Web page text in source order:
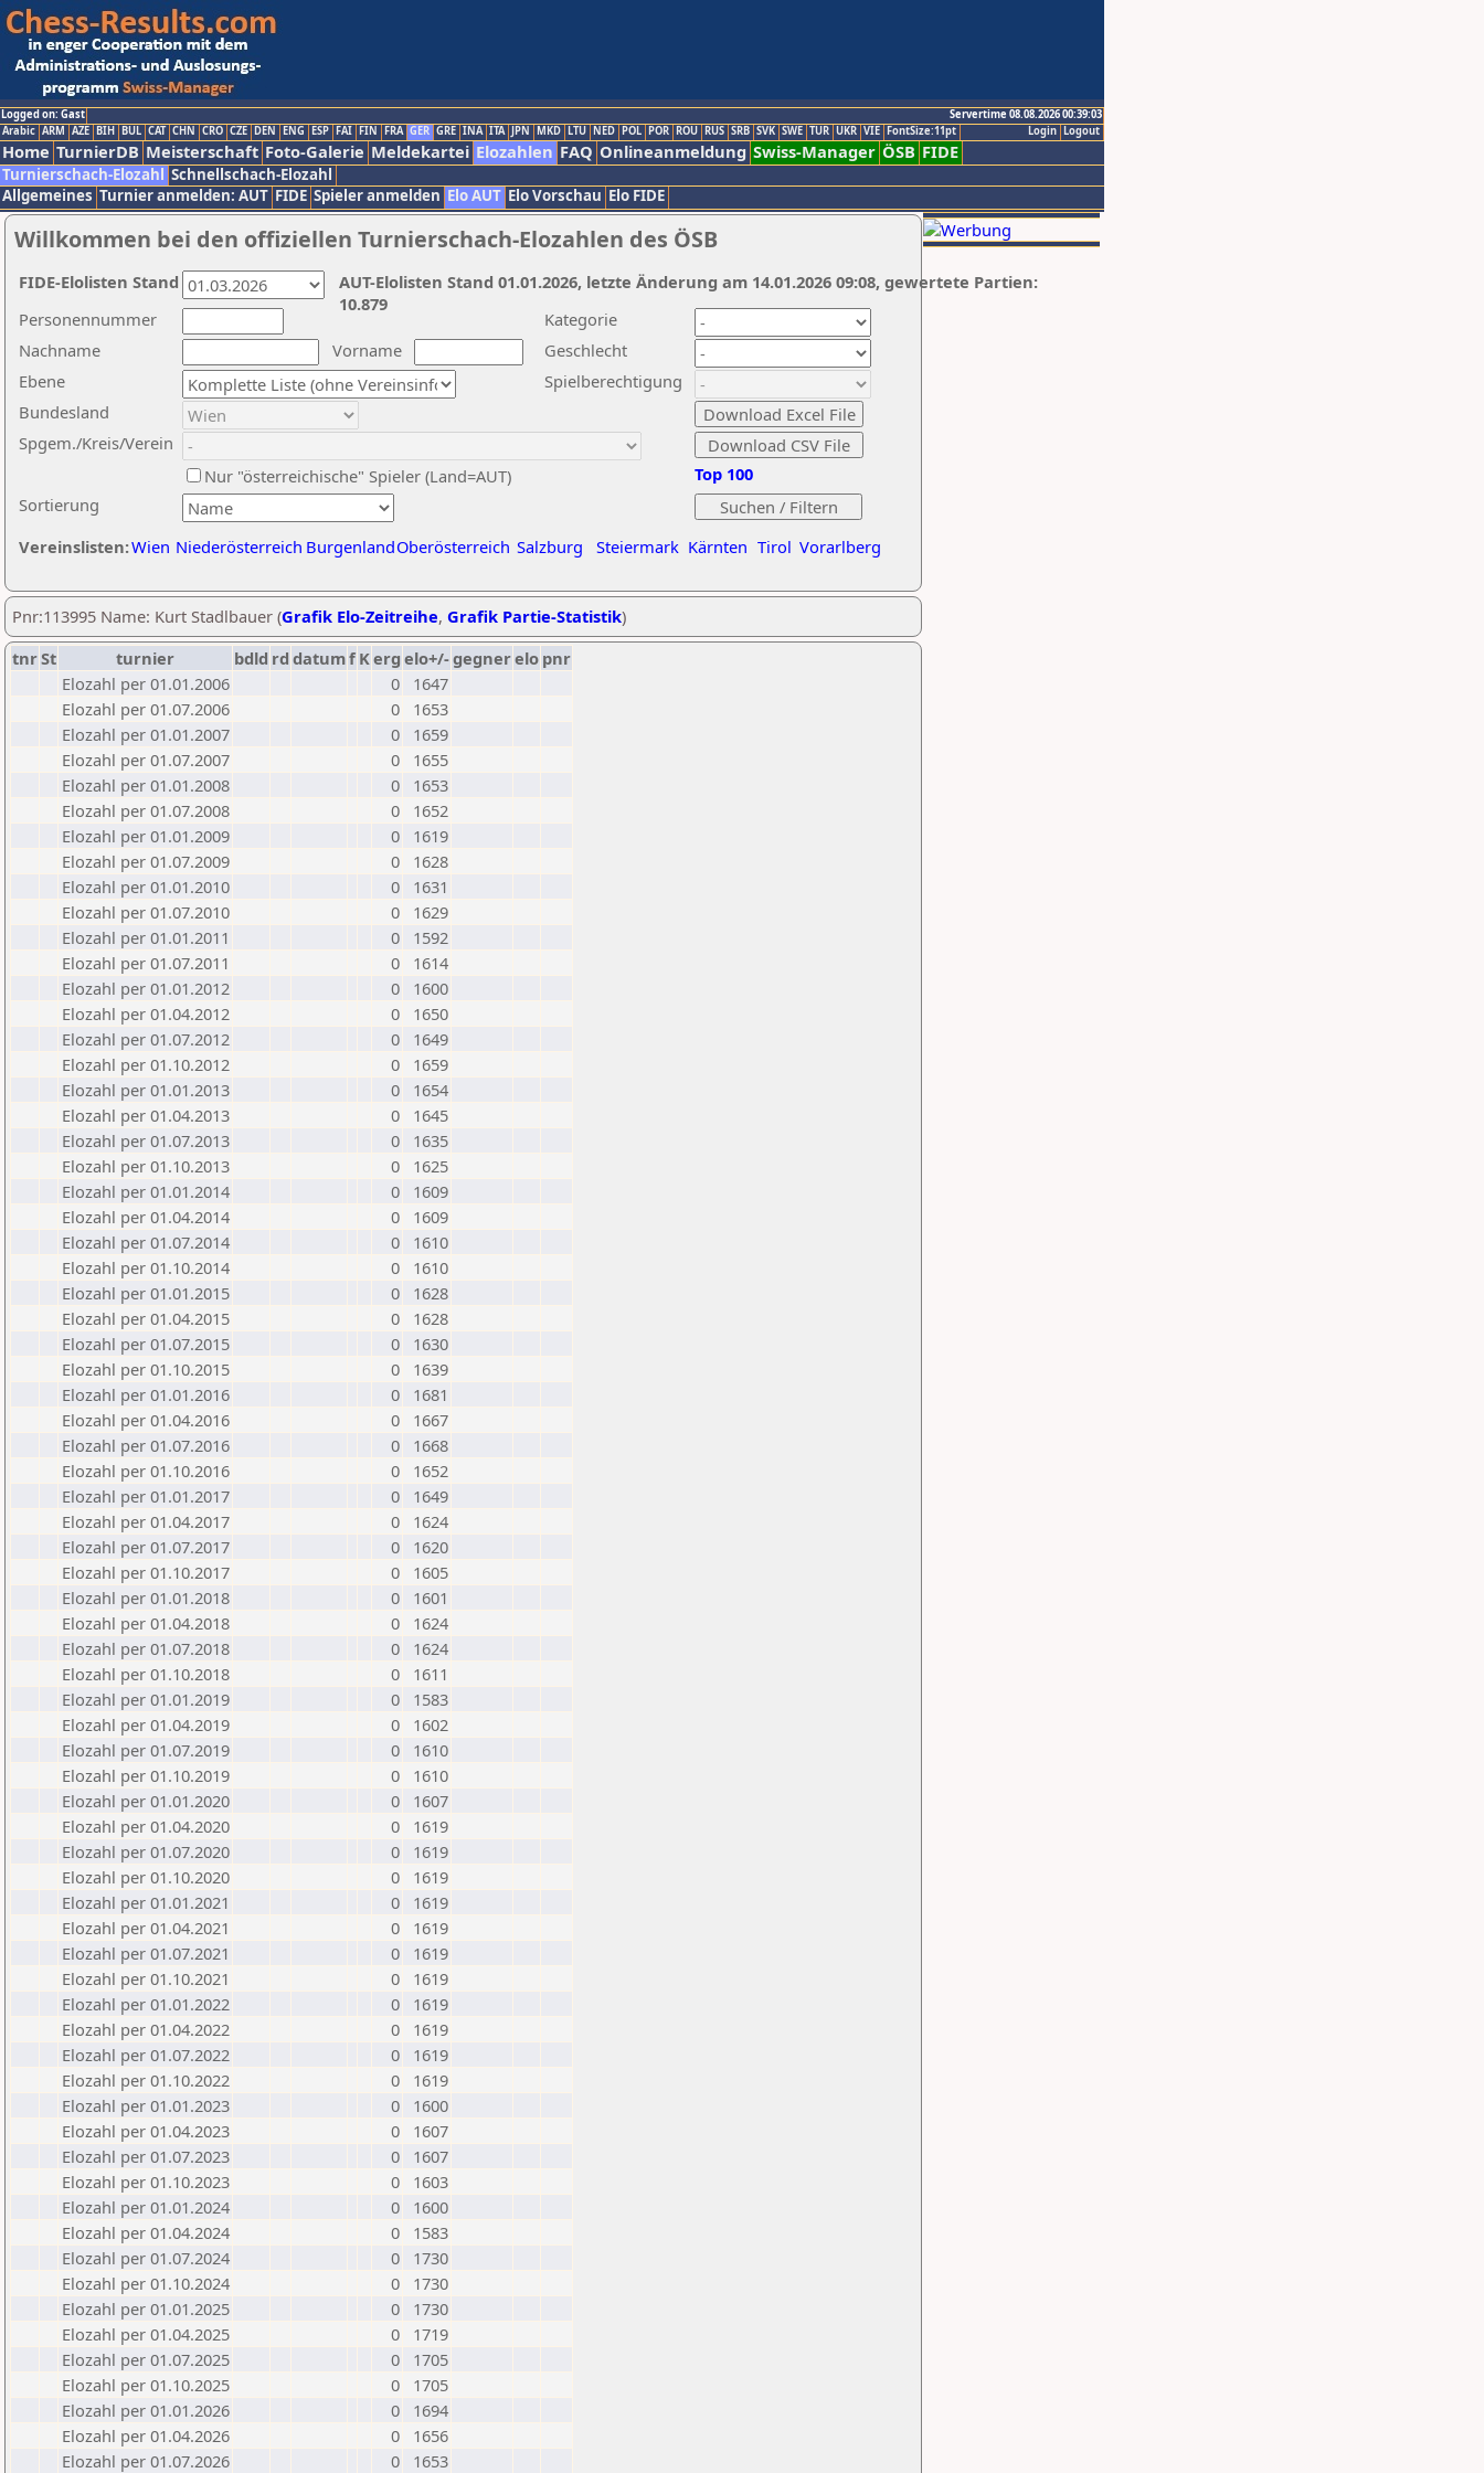
Logged on: Gast
Servertime 08.08.2026 00:39:03
Logout
Login
Arabic ARM AZE BIH BUL CAT CHN CRO CZE DEN ENG ESP FAI FIN FRA GER GRE INA ITA JPN MKD LTU NED POL POR ROU RUS SRB SVK SWE TUR UKR VIE FontSize:11pt
Home TurnierDB Meisterschaft Foto-Galerie Meldekartei Elozahlen FAQ Onlineanmeldung Swiss-Manager ÖSB FIDE
Turnierschach-Elozahl Schnellschach-Elozahl
Allgemeines Turnier anmelden: AUT FIDE Spieler anmelden Elo AUT Elo Vorschau Elo FIDE
Willkommen bei den offiziellen Turnierschach-Elozahlen des ÖSB
Nachname
Vorname
Ebene
Kategorie
Sortierung
Personennummer
Bundesland
Spgem./Kreis/Verein
Geschlecht
Nur "österreichische" Spieler (Land=AUT)
Spielberechtigung
Vereinslisten:Wien Niederösterreich BurgenlandOberösterreich Salzburg Steiermark Kärnten Tirol Vorarlberg
Top 100
AUT-Elolisten Stand 01.01.2026, letzte Änderung am 14.01.2026 09:08, gewertete Partien:
10.879
FIDE-Elolisten Stand
Pnr:113995 Name: Kurt Stadlbauer (Grafik Elo-Zeitreihe, Grafik Partie-Statistik)
tnrSt turnier bdld rd datumf Kerg elo+/-gegnerelo pnr
Elozahl per 01.01.2006
0
1647
Elozahl per 01.07.2006
0
1653
Elozahl per 01.01.2007
0
1659
Elozahl per 01.07.2007
0
1655
Elozahl per 01.01.2008
0
1653
Elozahl per 01.07.2008
0
1652
Elozahl per 01.01.2009
0
1619
Elozahl per 01.07.2009
0
1628
Elozahl per 01.01.2010
0
1631
Elozahl per 01.07.2010
0
1629
Elozahl per 01.01.2011
0
1592
Elozahl per 01.07.2011
0
1614
Elozahl per 01.01.2012
0
1600
Elozahl per 01.04.2012
0
1650
Elozahl per 01.07.2012
0
1649
Elozahl per 01.10.2012
0
1659
Elozahl per 01.01.2013
0
1654
Elozahl per 01.04.2013
0
1645
Elozahl per 01.07.2013
0
1635
Elozahl per 01.10.2013
0
1625
Elozahl per 01.01.2014
0
1609
Elozahl per 01.04.2014
0
1609
Elozahl per 01.07.2014
0
1610
Elozahl per 01.10.2014
0
1610
Elozahl per 01.01.2015
0
1628
Elozahl per 01.04.2015
0
1628
Elozahl per 01.07.2015
0
1630
Elozahl per 01.10.2015
0
1639
Elozahl per 01.01.2016
0
1681
Elozahl per 01.04.2016
0
1667
Elozahl per 01.07.2016
0
1668
Elozahl per 01.10.2016
0
1652
Elozahl per 01.01.2017
0
1649
Elozahl per 01.04.2017
0
1624
Elozahl per 01.07.2017
0
1620
Elozahl per 01.10.2017
0
1605
Elozahl per 01.01.2018
0
1601
Elozahl per 01.04.2018
0
1624
Elozahl per 01.07.2018
0
1624
Elozahl per 01.10.2018
0
1611
Elozahl per 01.01.2019
0
1583
Elozahl per 01.04.2019
0
1602
Elozahl per 01.07.2019
0
1610
Elozahl per 01.10.2019
0
1610
Elozahl per 01.01.2020
0
1607
Elozahl per 01.04.2020
0
1619
Elozahl per 01.07.2020
0
1619
Elozahl per 01.10.2020
0
1619
Elozahl per 01.01.2021
0
1619
Elozahl per 01.04.2021
0
1619
Elozahl per 01.07.2021
0
1619
Elozahl per 01.10.2021
0
1619
Elozahl per 01.01.2022
0
1619
Elozahl per 01.04.2022
0
1619
Elozahl per 01.07.2022
0
1619
Elozahl per 01.10.2022
0
1619
Elozahl per 01.01.2023
0
1600
Elozahl per 01.04.2023
0
1607
Elozahl per 01.07.2023
0
1607
Elozahl per 01.10.2023
0
1603
Elozahl per 01.01.2024
0
1600
Elozahl per 01.04.2024
0
1583
Elozahl per 01.07.2024
0
1730
Elozahl per 01.10.2024
0
1730
Elozahl per 01.01.2025
0
1730
Elozahl per 01.04.2025
0
1719
Elozahl per 01.07.2025
0
1705
Elozahl per 01.10.2025
0
1705
Elozahl per 01.01.2026
0
1694
Elozahl per 01.04.2026
0
1656
Elozahl per 01.07.2026
0 1653